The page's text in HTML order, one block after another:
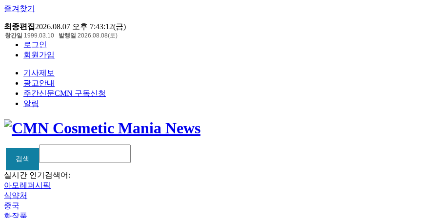
즐겨찾기
최종편집2026.08.07 오후 7:43:12(금)
로그인
회원가입
기사제보
광고안내
주간신문CMN 구독신청
알림
창간일 1999.03.10 발행일 2026.08.08(토)
검색
검색
실시간 인기검색어:
아모레퍼시픽
식약처
중국
화장품